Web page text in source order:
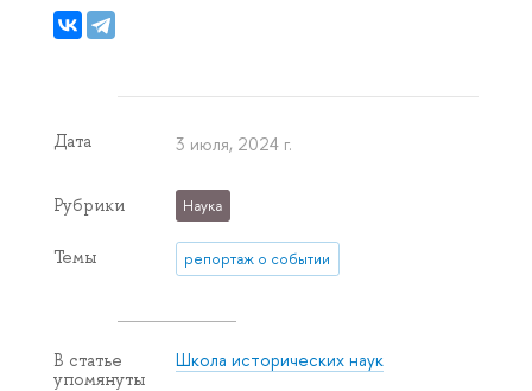
Дата 3 июля, 2024 г.
Рубрики Наука
Темы репортаж о событии
В статье
упомянуты
Школа исторических наук